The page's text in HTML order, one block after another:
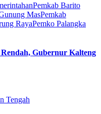
Pemkab Barito
MasPemkab
RayaPemko Palangka
Gubernur Kalteng
Tengah